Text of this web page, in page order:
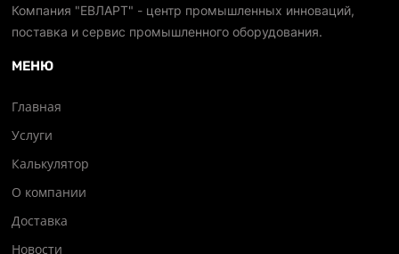
Компания "ЕВЛАРТ" - центр промышленных инноваций,
поставка и сервис промышленного оборудования.
МЕНЮ
Главная
Услуги
Калькулятор
О компании
Доставка
Новости